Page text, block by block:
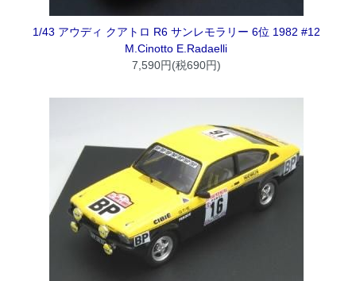
1/43 アウディ クアトロ R6 サンレモラリー 6位 1982 #12
M.Cinotto E.Radaelli
7,590円(税690円)